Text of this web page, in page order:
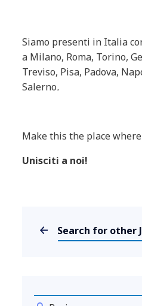
Siamo presenti in Italia
a Milano, Roma, Torino,
Treviso, Pisa, Padova,
Salerno.
Make this the place
Unisciti a noi!
Search for other